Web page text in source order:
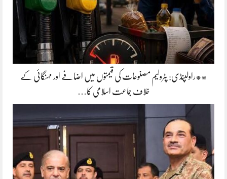
**راولپنڈی: پٹرولیم مصنوعات کی قیمتوں میں اضافے اور مہنگائی کے
خلاف جماعت اسلامی کا…